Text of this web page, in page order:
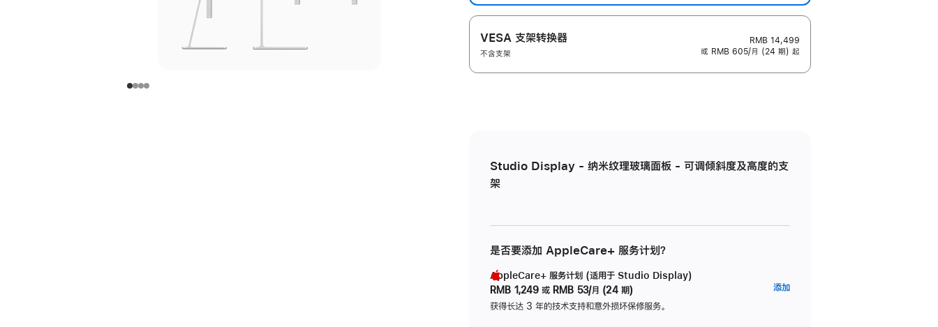
VESA 支架转换器
不含支架
RMB 14,499
或 RMB 605/月 (24 期) 起
Studio Display - 纳米纹理玻璃面板 - 可调倾斜度及高度的支
架
是否要添加 AppleCare+ 服务计划？
AppleCare+ 服务计划 (适用于 Studio Display)
RMB 1,249 或 RMB 53/月 (24 期)
获得长达 3 年的技术支持和意外损坏保修服务。
添加